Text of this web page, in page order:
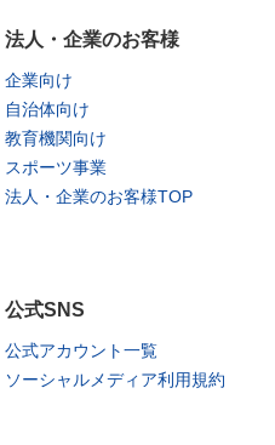
法人・企業のお客様
企業向け
自治体向け
教育機関向け
スポーツ事業
法人・企業のお客様TOP
公式SNS
公式アカウント一覧
ソーシャルメディア利用規約